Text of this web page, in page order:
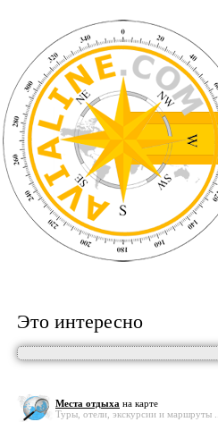
Это интересно
Места отдыха на карте
Туры, отели, экскурсии и маршруты ...